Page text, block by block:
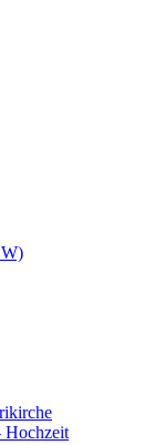
Hochzeit